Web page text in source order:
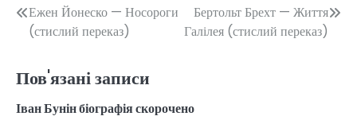
Навігація
записів
Ежен Йонеско — Носороги
(стислий переказ)
Бертольт Брехт — Життя
Галілея (стислий переказ)
Пов'язані записи
Іван Бунін біографія скорочено